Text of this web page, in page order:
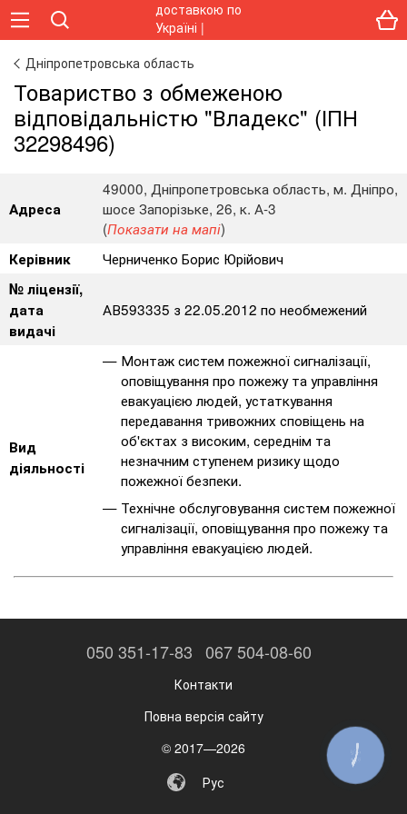
Дніпропетровська область
Товариство з обмеженою
відповідальністю "Владекс" (ІПН
32298496)
Адреса
49000, Дніпропетровська область, м. Дніпро,
шосе Запорізьке, 26, к. А-3
(Показати на мапі)
Керівник
Черниченко Борис Юрійович
№ ліцензії,
дата
видачі
АВ593335 з 22.05.2012 по необмежений
Вид
діяльності
Монтаж систем пожежної сигналізації,
оповіщування про пожежу та управління
евакуацією людей, устаткування
передавання тривожних сповіщень на
об'єктах з високим, середнім та
незначним ступенем ризику щодо
пожежної безпеки.
Технічне обслуговування систем пожежної
сигналізації, оповіщування про пожежу та
управління евакуацією людей.
050 351-17-83 067 504-08-60
Контакти
Повна версія сайту
© 2017—2026
Рус
КНОПКА
ЗВ'ЯЗКУ